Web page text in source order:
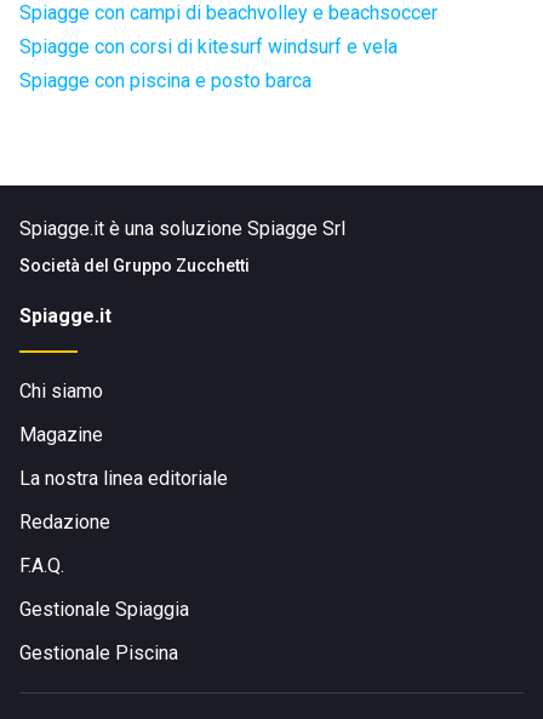
Spiagge con campi di beachvolley e beachsoccer
Spiagge con corsi di kitesurf windsurf e vela
Spiagge con piscina e posto barca
Spiagge.it è una soluzione Spiagge Srl
Società del Gruppo Zucchetti
Spiagge.it
Chi siamo
Magazine
La nostra linea editoriale
Redazione
F.A.Q.
Gestionale Spiaggia
Gestionale Piscina